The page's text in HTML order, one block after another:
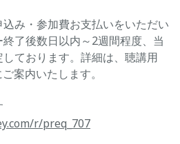
み・参加費お支払いをいただい
了後数日以内～2週間程度、当
ております。詳細は、聴講用
案内いたします。
r/preq_707